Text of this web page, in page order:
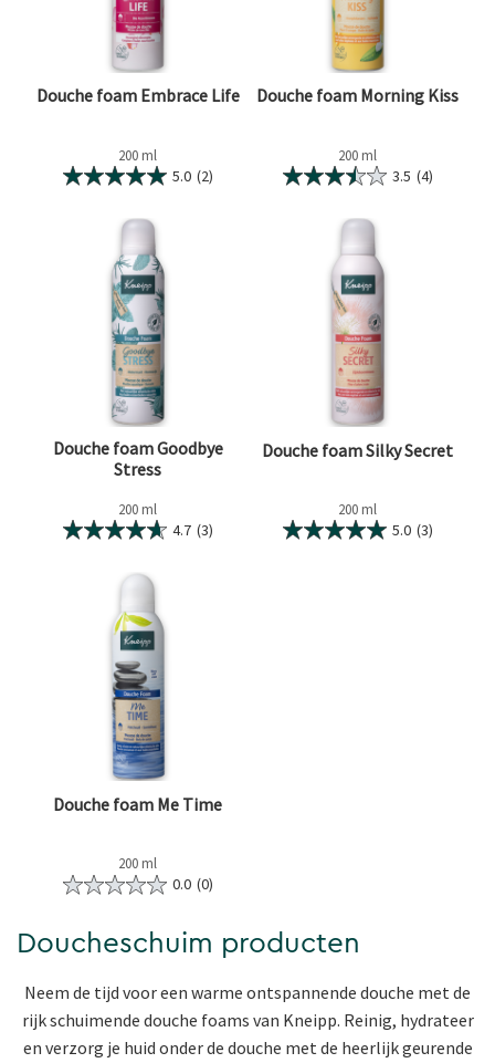
Douche foam Embrace Life
200 ml
5.0 (2)
Douche foam Morning Kiss
200 ml
3.5 (4)
Douche foam Goodbye
Stress
200 ml
4.7 (3)
Douche foam Silky Secret
200 ml
5.0 (3)
Douche foam Me Time
200 ml
0.0 (0)
Doucheschuim producten
Neem de tijd voor een warme ontspannende douche met de
rijk schuimende douche foams van Kneipp. Reinig, hydrateer
en verzorg je huid onder de douche met de heerlijk geurende